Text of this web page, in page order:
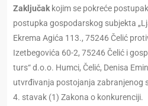
Zaključak kojim se pоkrеćе
postupka gospodarskog subjekta
Ekrema Agića 113., 75246 Čelić
Izetbegovića 60-2, 75246 Čelić i
turs“ d.o.o. Humci, Čelić, Denisa
utvrđivanja postojanja zabranjenog
4. stavak (1) Zakona o konkurenciji.